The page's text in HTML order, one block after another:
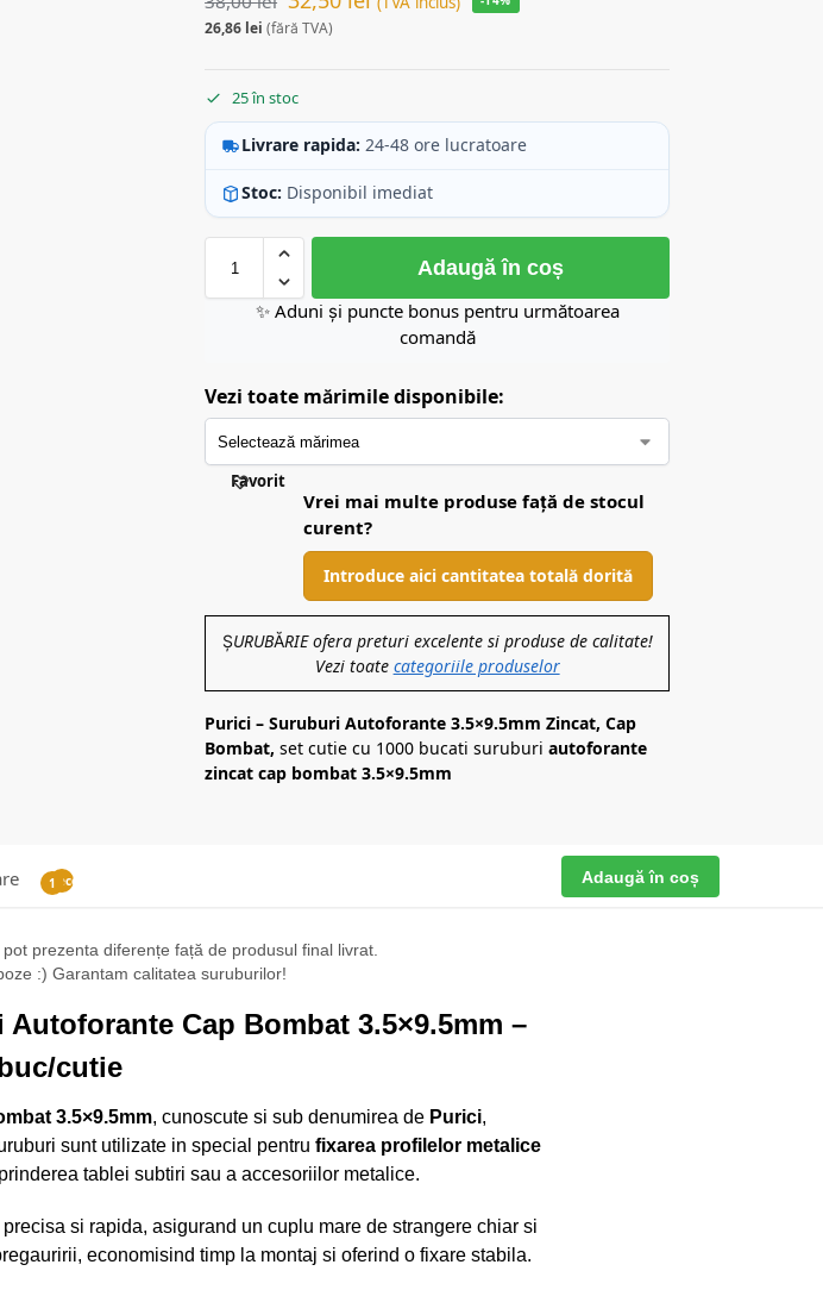
26,86 lei (fără TVA)
25 în stoc
Livrare rapida: 24-48 ore lucratoare
Stoc: Disponibil imediat
Adaugă în coș
✨ Aduni și puncte bonus pentru următoarea
comandă
Vezi toate mărimile disponibile:
Favorit
Vrei mai multe produse față de stocul
curent?
Introduce aici cantitatea totală dorită
ȘURUBĂRIE ofera preturi excelente si produse de calitate!
Vezi toate categoriile produselor
Purici – Suruburi Autoforante 3.5×9.5mm Zincat, Cap
Bombat, set cutie cu 1000 bucati suruburiautoforante
zincat cap bombat 3.5×9.5mm
Recenzii
1 Adaugă în coș
prezenta diferențe față de produsul final livrat.
:) Garantam calitatea suruburilor!
Cap Bombat 3.5×9.5mm –
cutie
3.5×9.5mm, cunoscute si sub denumirea de Purici,
sunt utilizate in special pentru fixarea profilelor metalice
tablei subtiri sau a accesoriilor metalice.
si rapida, asigurand un cuplu mare de strangere chiar si
economisind timp la montaj si oferind o fixare stabila.